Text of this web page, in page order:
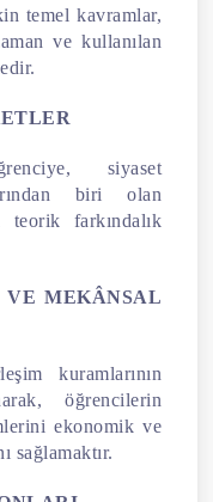
temel kavramlar,
ve kullanılan
siyaset
biri olan
teorik farkındalık
VE MEKÂNSAL
kuramlarının
öğrencilerin
ekonomik ve
sağlamaktır.